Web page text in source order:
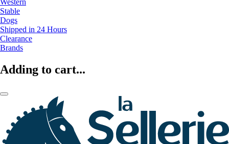
Western
Stable
Dogs
Shipped in 24 Hours
Clearance
Brands
Adding to cart...